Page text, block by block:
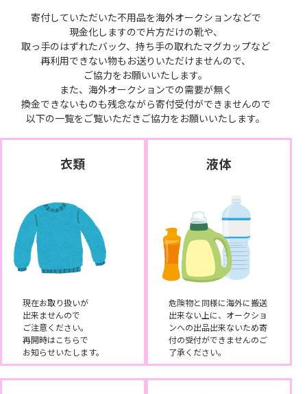
寄付していただいた不用品を海外オークションなどで
現金化しますので片方だけの靴や、
取っ手のはずれたバック、持ち手の取れたマグカップなど
再利用できない物もお送りいただけませんので、
ご協力をお願いいたします。
また、海外オークションでの需要が無く
換金できないものも残念ながら寄付受付ができませんので
以下の一覧をご覧いただきご協力をお願いいたします。
衣類
現在お取り扱いが
出来ませんので
ご注意ください。
再開時はこちらで
お知らせいたします。
液体
危険物と同様に海外に搬送
出来ない上に、オークショ
ンへの出品出来ないため寄
付の受付ができませんのご
了承ください。